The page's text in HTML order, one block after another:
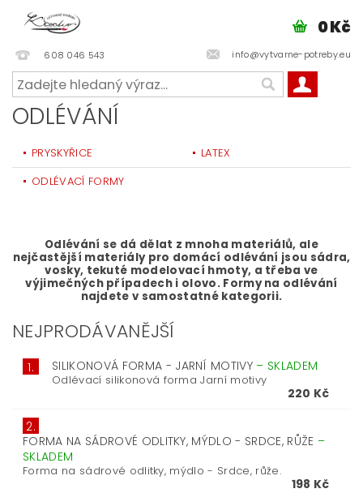
608 046 543 info@vytvarne-potreby.eu
0 Kč
ODLÉVÁNÍ
PRYSKYŘICE
LATEX
ODLÉVACÍ FORMY
Odlévání se dá dělat z mnoha materiálů, ale
nejčastější materiály pro domácí odlévání jsou sádra,
vosky, tekuté modelovací hmoty, a třeba ve
výjimečných případech i olovo. Formy na odlévání
najdete v samostatné kategorii.
NEJPRODÁVANĚJŠÍ
1. SILIKONOVÁ FORMA - JARNÍ MOTIVY – SKLADEM
Odlévací silikonová forma Jarní motivy
220 Kč
2.
FORMA NA SÁDROVÉ ODLITKY, MÝDLO - SRDCE, RŮŽE –
SKLADEM
Forma na sádrové odlitky, mýdlo - Srdce, růže.
198 Kč